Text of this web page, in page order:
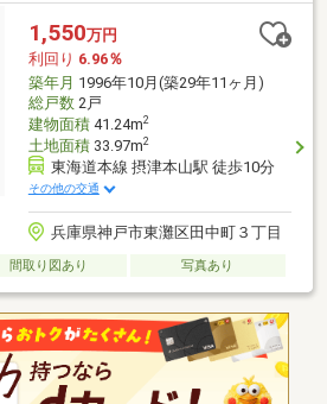
1,550万円
利回り 6.96％
築年月 1996年10月(築29年11ヶ月)
総戸数2戸
建物面積41.24m2
土地面積33.97m2
東海道本線 摂津本山駅 徒歩10分
その他の交通
兵庫県神戸市東灘区田中町３丁目
間取り図あり 写真あり